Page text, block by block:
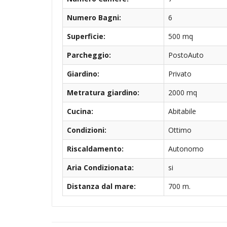
Numero Bagni:
6
Superficie:
500 mq
Parcheggio:
PostoAuto
Giardino:
Privato
Metratura giardino:
2000 mq
Cucina:
Abitabile
Condizioni:
Ottimo
Riscaldamento:
Autonomo
Aria Condizionata:
si
Distanza dal mare:
700 m.